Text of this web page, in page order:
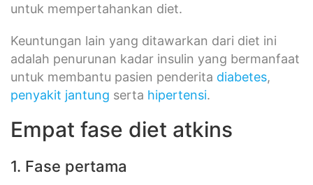
untuk mempertahankan diet.
Keuntungan lain yang ditawarkan dari diet ini
adalah penurunan kadar insulin yang bermanfaat
untuk membantu pasien penderita diabetes,
penyakit jantung serta hipertensi.
Empat fase diet atkins
1. Fase pertama